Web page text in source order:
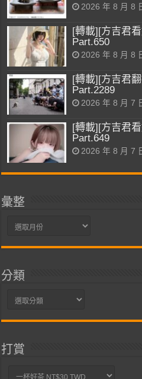
2026 年 8 月 8
[轉載][方吉君
Part.650
2026 年 8 月 8
[轉載][方吉君
Part.2289
2026 年 8 月 7
[轉載][方吉君
Part.649
2026 年 8 月 7
彙整
彙
分類
分
打賞